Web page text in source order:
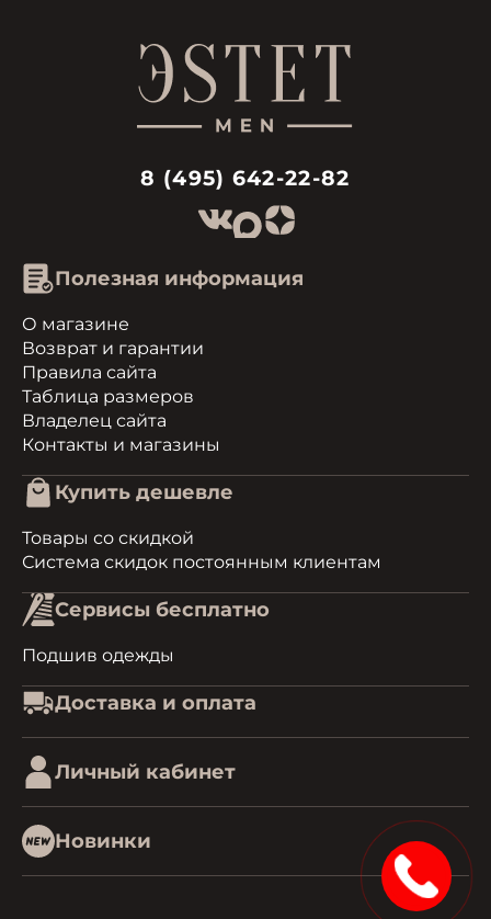
8 (495) 642-22-82
Полезная информация
О магазине
Возврат и гарантии
Правила сайта
Таблица размеров
Владелец сайта
Контакты и магазины
Купить дешевле
Товары со скидкой
Система скидок постоянным клиентам
Сервисы бесплатно
Подшив одежды
Доставка и оплата
Личный кабинет
Новинки